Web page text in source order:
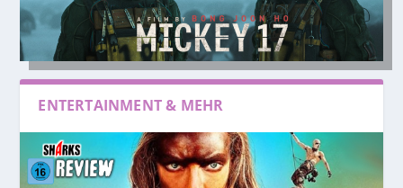
ENTERTAINMENT & MEHR